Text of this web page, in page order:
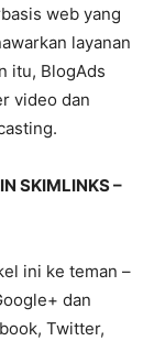
web yang
layanan
itu, BlogAds
video dan
SKIMLINKS –
ini ke teman –
dan
Twitter,